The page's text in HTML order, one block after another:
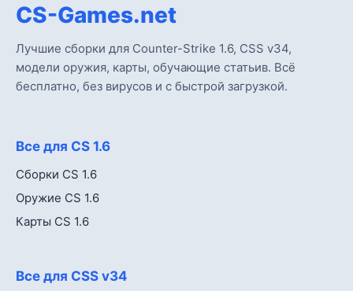
CS-Games.net
Лучшие сборки для Counter-Strike 1.6, CSS v34,
модели оружия, карты, обучающие статьив. Всё
бесплатно, без вирусов и с быстрой загрузкой.
Все для CS 1.6
Сборки CS 1.6
Оружие CS 1.6
Карты CS 1.6
Все для CSS v34